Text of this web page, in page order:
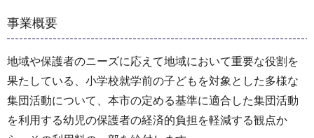
事業概要
地域や保護者のニーズに応えて地域において重要な役割を
果たしている、小学校就学前の子どもを対象とした多様な
集団活動について、本市の定める基準に適合した集団活動
を利用する幼児の保護者の経済的負担を軽減する観点か